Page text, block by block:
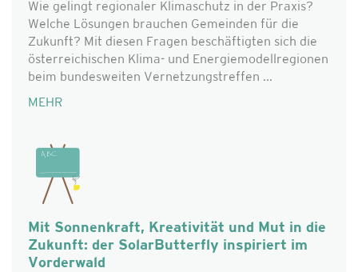
Wie gelingt regionaler Klimaschutz in der Praxis?
Welche Lösungen brauchen Gemeinden für die
Zukunft? Mit diesen Fragen beschäftigten sich die
österreichischen Klima- und Energiemodellregionen
beim bundesweiten Vernetzungstreffen ...
MEHR
Mit Sonnenkraft, Kreativität und Mut in die
Zukunft: der SolarButterfly inspiriert im
Vorderwald